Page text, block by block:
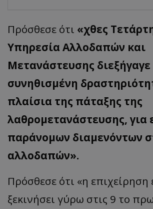
Πρόσθεσε ότι «χθες
Υπηρεσία Αλλοδαπών και
Μετανάστευσης διεξήγαγε
συνηθισμένη
πλαίσια της πάταξης της
λαθρομετανάστευσης, για
παράνομων διαμενόντων
αλλοδαπών».
Πρόσθεσε ότι «η επιχείρηση
ξεκινήσει γύρω στις 9 το